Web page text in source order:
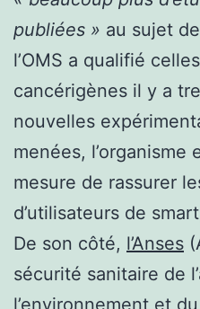
publiées » au sujet
l’OMS a qualifié
cancérigènes il y a
nouvelles
menées, l’organisme
mesure de rassurer
d’utilisateurs de
De son côté, l’Anses
sécurité sanitaire de
l’environnement et